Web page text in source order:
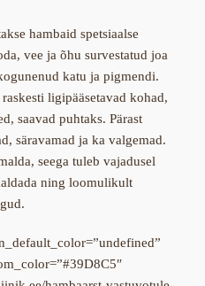
hambaid spetsiaalse
vee ja õhu survestatud joa
katu ja pigmendi.
ligipääsetavad kohad,
saavad puhtaks. Pärast
säravamad ja ka valgemad.
seega tuleb vajadusel
ning loomulikult